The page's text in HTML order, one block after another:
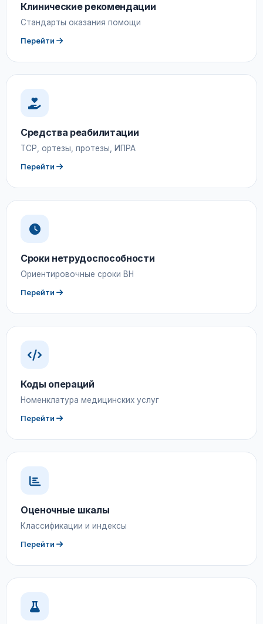
Клинические рекомендации
Стандарты оказания помощи
Перейти
Средства реабилитации
ТСР, ортезы, протезы, ИПРА
Перейти
Сроки нетрудоспособности
Ориентировочные сроки ВН
Перейти
Коды операций
Номенклатура медицинских услуг
Перейти
Оценочные шкалы
Классификации и индексы
Перейти